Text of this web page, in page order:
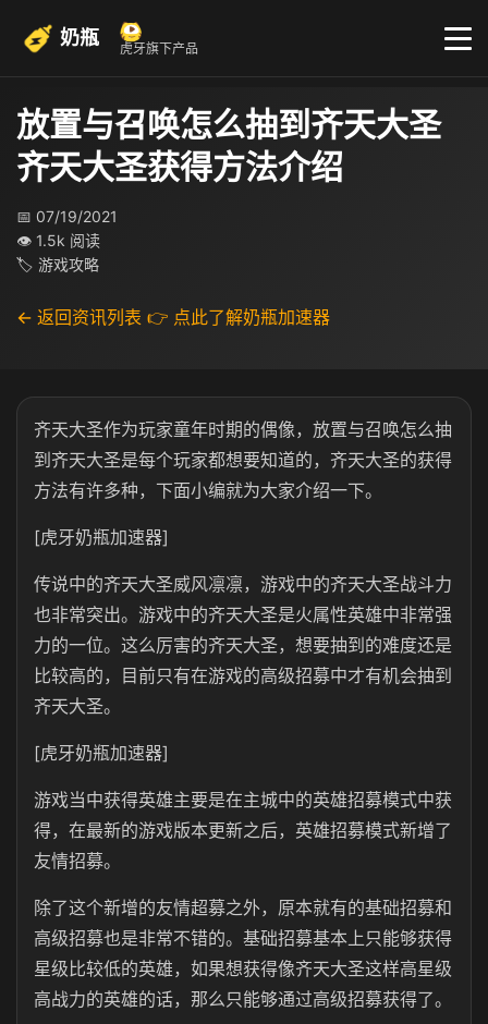
奶瓶 虎牙旗下产品
放置与召唤怎么抽到齐天大圣
齐天大圣获得方法介绍
📅 07/19/2021
👁 1.5k 阅读
🏷 游戏攻略
← 返回资讯列表 👉 点此了解奶瓶加速器
齐天大圣作为玩家童年时期的偶像，放置与召唤怎么抽
到齐天大圣是每个玩家都想要知道的，齐天大圣的获得
方法有许多种，下面小编就为大家介绍一下。
[虎牙奶瓶加速器]
传说中的齐天大圣威风凛凛，游戏中的齐天大圣战斗力
也非常突出。游戏中的齐天大圣是火属性英雄中非常强
力的一位。这么厉害的齐天大圣，想要抽到的难度还是
比较高的，目前只有在游戏的高级招募中才有机会抽到
齐天大圣。
[虎牙奶瓶加速器]
游戏当中获得英雄主要是在主城中的英雄招募模式中获
得，在最新的游戏版本更新之后，英雄招募模式新增了
友情招募。
除了这个新增的友情超募之外，原本就有的基础招募和
高级招募也是非常不错的。基础招募基本上只能够获得
星级比较低的英雄，如果想获得像齐天大圣这样高星级
高战力的英雄的话，那么只能够通过高级招募获得了。